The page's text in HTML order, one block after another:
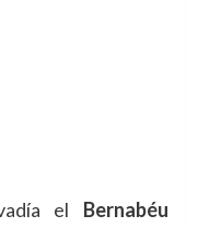
el Bernabéu